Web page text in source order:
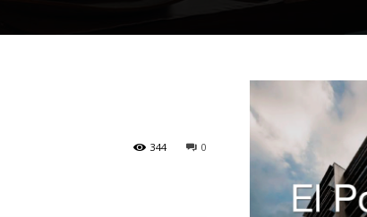
0
344